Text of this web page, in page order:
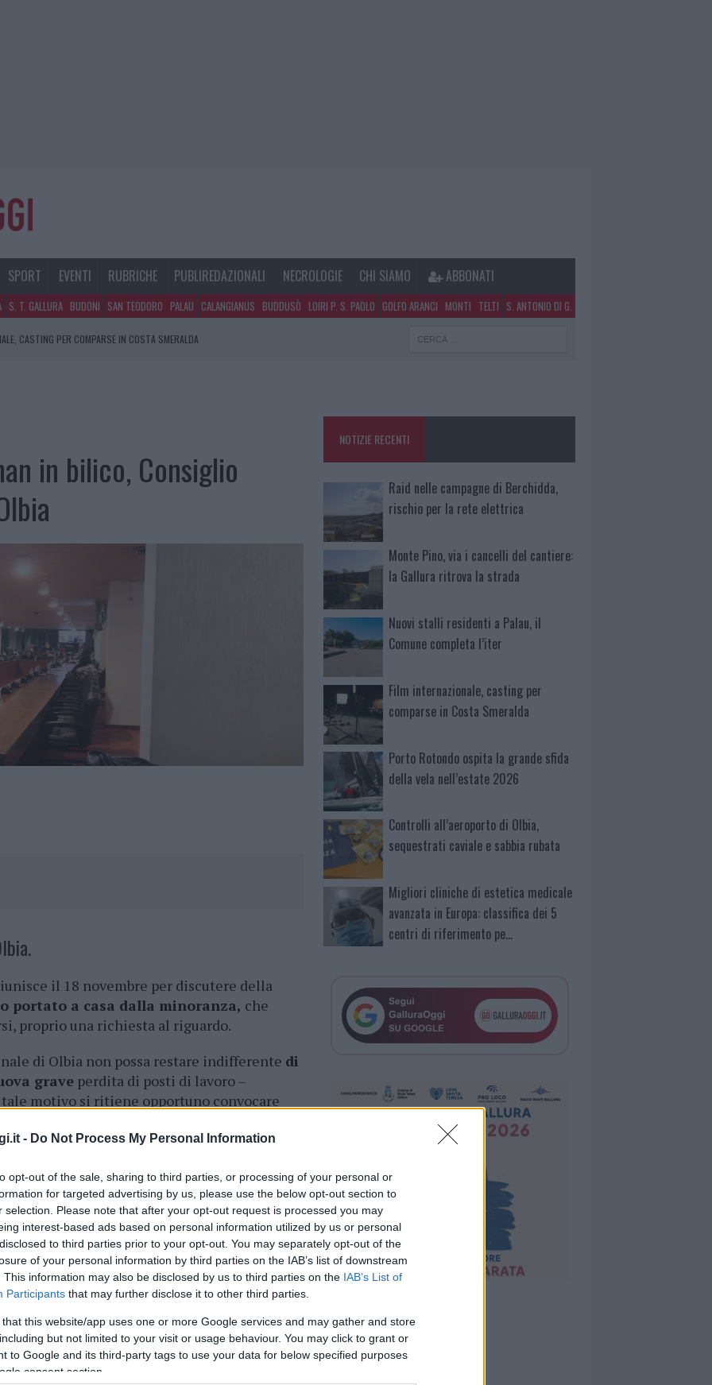
- Do Not Process My Personal Information
opt-out of the sale, sharing to third parties, or processing of your personal or
for targeted advertising by us, please use the below opt-out section to
selection. Please note that after your opt-out request is processed you may
interest-based ads based on personal information utilized by us or personal
to third parties prior to your opt-out. You may separately opt-out of the
of your personal information by third parties on the IAB’s list of downstream
This information may also be disclosed by us to third parties on the IAB’s List of
Participants that may further disclose it to other third parties.
that this website/app uses one or more Google services and may gather and store
but not limited to your visit or usage behaviour. You may click to grant or
to Google and its third-party tags to use your data for below specified purposes
consent section.
SPORT EVENTI RUBRICHE PUBLIREDAZIONALI NECROLOGIE CHI SIAMO ABBONATI
S. T. GALLURA BUDONI SAN TEODORO PALAU CALANGIANUS BUDDUSÒ LOIRI P. S. PAOLO GOLFO ARANCI MONTI TELTI S. ANTONIO DI G.
CASTING PER COMPARSE IN COSTA SMERALDA
in bilico, Consiglio
il 18 novembre per discutere della
portato a casa dalla minoranza, che
proprio una richiesta al riguardo.
di Olbia non possa restare indifferente di
grave perdita di posti di lavoro –
tale motivo si ritiene opportuno convocare
aperto ai dipendenti, alle organizzazioni
e parlamentari del territorio al fine
al fine di porre in essere tutte le azioni
anchel’occasione per analizzare gli altri
cliccandoqui
NOTIZIE RECENTI
Raid nelle campagne di Berchidda,
rischio per la rete elettrica
Monte Pino, via i cancelli del cantiere:
la Gallura ritrova la strada
Nuovi stalli residenti a Palau, il
Comune completa l’iter
Film internazionale, casting per
comparse in Costa Smeralda
Porto Rotondo ospita la grande sfida
della vela nell’estate 2026
Controlli all’aeroporto di Olbia,
sequestrati caviale e sabbia rubata
Migliori cliniche di estetica medicale
avanzata in Europa: classifica dei 5
centri di riferimento pe…